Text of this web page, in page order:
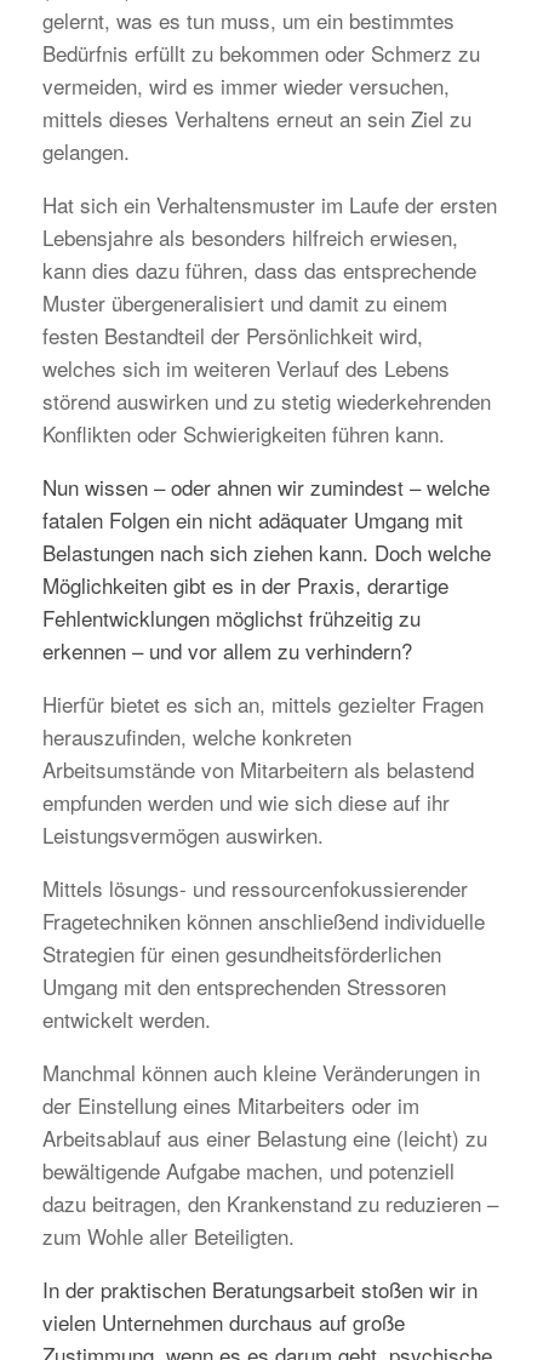
gelernt, was es tun muss, um ein bestimmtes
Bedürfnis erfüllt zu bekommen oder Schmerz zu
vermeiden, wird es immer wieder versuchen,
mittels dieses Verhaltens erneut an sein Ziel zu
gelangen.
Hat sich ein Verhaltensmuster im Laufe der ersten
Lebensjahre als besonders hilfreich erwiesen,
kann dies dazu führen, dass das entsprechende
Muster übergeneralisiert und damit zu einem
festen Bestandteil der Persönlichkeit wird,
welches sich im weiteren Verlauf des Lebens
störend auswirken und zu stetig wiederkehrenden
Konflikten oder Schwierigkeiten führen kann.
Nun wissen – oder ahnen wir zumindest – welche
fatalen Folgen ein nicht adäquater Umgang mit
Belastungen nach sich ziehen kann. Doch welche
Möglichkeiten gibt es in der Praxis, derartige
Fehlentwicklungen möglichst frühzeitig zu
erkennen – und vor allem zu verhindern?
Hierfür bietet es sich an, mittels gezielter Fragen
herauszufinden, welche konkreten
Arbeitsumstände von Mitarbeitern als belastend
empfunden werden und wie sich diese auf ihr
Leistungsvermögen auswirken.
Mittels lösungs- und ressourcenfokussierender
Fragetechniken können anschließend individuelle
Strategien für einen gesundheitsförderlichen
Umgang mit den entsprechenden Stressoren
entwickelt werden.
Manchmal können auch kleine Veränderungen in
der Einstellung eines Mitarbeiters oder im
Arbeitsablauf aus einer Belastung eine (leicht) zu
bewältigende Aufgabe machen, und potenziell
dazu beitragen, den Krankenstand zu reduzieren –
zum Wohle aller Beteiligten.
In der praktischen Beratungsarbeit stoßen wir in
vielen Unternehmen durchaus auf große